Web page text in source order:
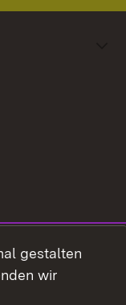
gestalten
wir